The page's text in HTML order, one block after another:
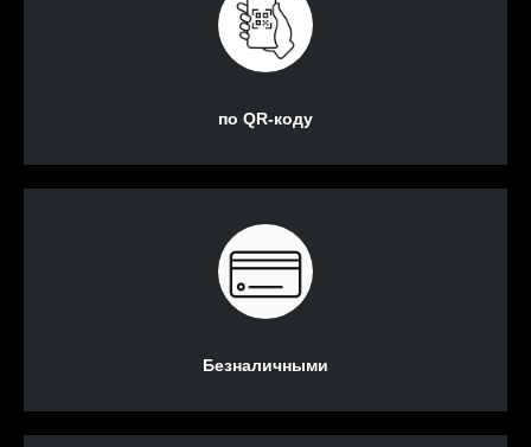
по QR-коду
Безналичными